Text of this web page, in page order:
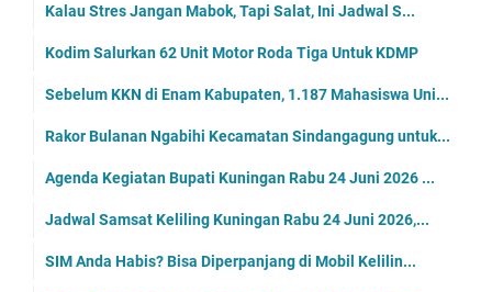
Kalau Stres Jangan Mabok, Tapi Salat, Ini Jadwal S...
Kodim Salurkan 62 Unit Motor Roda Tiga Untuk KDMP
Sebelum KKN di Enam Kabupaten, 1.187 Mahasiswa Uni...
Rakor Bulanan Ngabihi Kecamatan Sindangagung untuk...
Agenda Kegiatan Bupati Kuningan Rabu 24 Juni 2026 ...
Jadwal Samsat Keliling Kuningan Rabu 24 Juni 2026,...
SIM Anda Habis? Bisa Diperpanjang di Mobil Kelilin...